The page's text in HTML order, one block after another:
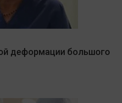
деформации большого